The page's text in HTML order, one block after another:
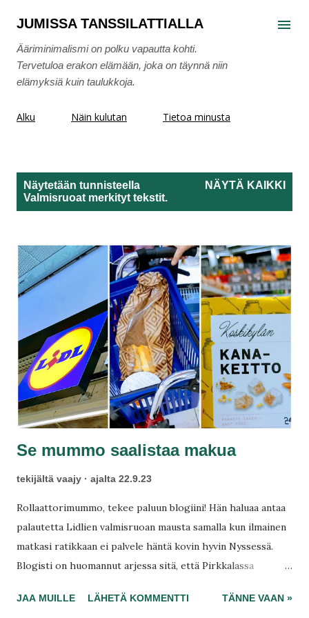
Siirry pääsisältöön
JUMISSA TANSSILATTIALLA
Ääriminimalismi on polku vapautta kohti.
Tervetuloa erakon elämään, joka on täynnä niin
elämyksiä kuin taulukkoja.
Alku Näin kulutan Tietoa minusta
Näytetään tunnisteella
Valmisruoat merkityt tekstit.
NÄYTÄ KAIKKI
Se mummo saalistaa makua
tekijältä vaajy ajalta 22.9.23
Rollaattorimummo, tekee paluun blogiini! Hän haluaa antaa
palautetta Lidlien valmisruoan mausta samalla kun ilmainen
matkasi ratikkaan ei palvele häntä kovin hyvin Nyssessä.
Blogisti on huomannut arjessa sitä, että Pirkkalassa
vaihtoi bussisi maastopyörääni. Korvasin myös busseilla
JAA MUILLE LÄHETÄ KOMMENTTI TÄNNE VAAN »